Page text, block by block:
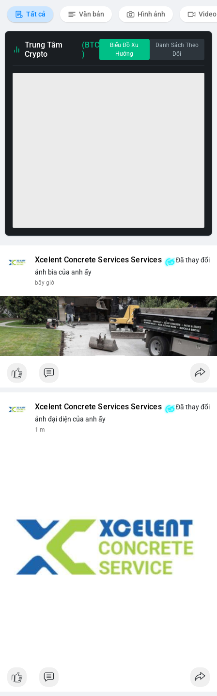
Tất cả Văn bản Hình ảnh Video
Trung Tâm
Crypto
(BTC
)
Biểu Đồ Xu
Hướng
Danh Sách Theo
Dõi
Xcelent Concrete Services Services
Đã thay đổi
ảnh bìa của anh ấy
bây giờ
Xcelent Concrete Services Services
Đã thay đổi
ảnh đại diện của anh ấy
1 m